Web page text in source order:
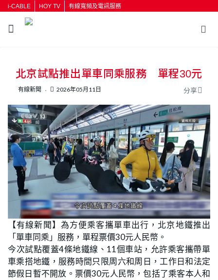
i-CABLE HOY TV 有線寬頻及電訊服務
按輸入鍵開始搜尋
北京試點推出單車同乘服務 單程30元
有線新聞 2026年05月11日 分享
【有線新聞】為方便乘客攜單車出行，北京地鐵推出
「單車同乘」服務，單程票價30元人民幣。
今次試點覆蓋4條地鐵線、11個車站，允許乘客攜帶單
車乘搭地鐵，服務時間只限周六和周日，工作日和法定
節假日暫不開放。票價30元人民幣，包括了乘客本人和